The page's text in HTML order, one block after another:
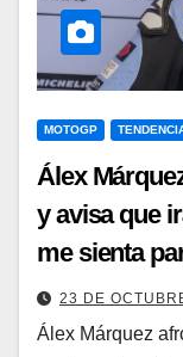
MOTOGP
Álex
y avisa que
me sienta
23 DE
Álex Márquez